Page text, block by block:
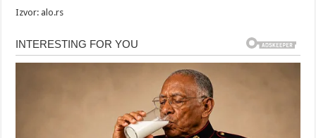
Izvor: alo.rs